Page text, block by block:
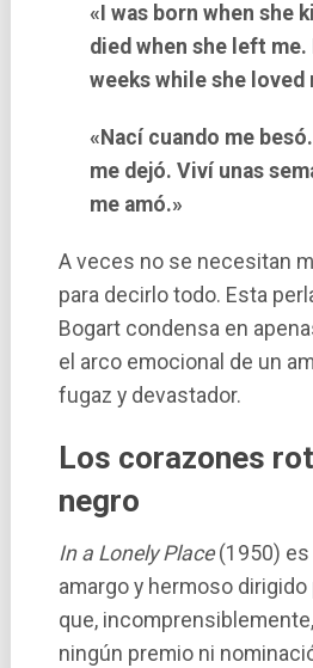
«I was born when she
died when she left me.
weeks while she loved
«Nací cuando me
me dejó. Viví unas
me amó.»
A veces no se necesitan
para decirlo todo. Esta
Bogart condensa en
el arco emocional de un
fugaz y devastador.
Los corazones
negro
In a Lonely Place(1950) es
amargo y hermoso dirigido
que,
ningún premio ni